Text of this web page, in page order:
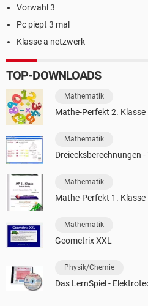
Vorwahl 3
Pc piept 3 mal
Klasse a netzwerk
TOP-DOWNLOADS
Mathematik
Mathe-Perfekt 2. Klasse
Mathematik
Dreiecksberechnungen
Mathematik
Mathe-Perfekt 1. Klasse
Mathematik
Geometrix XXL
Physik/Chemie
Das LernSpiel -